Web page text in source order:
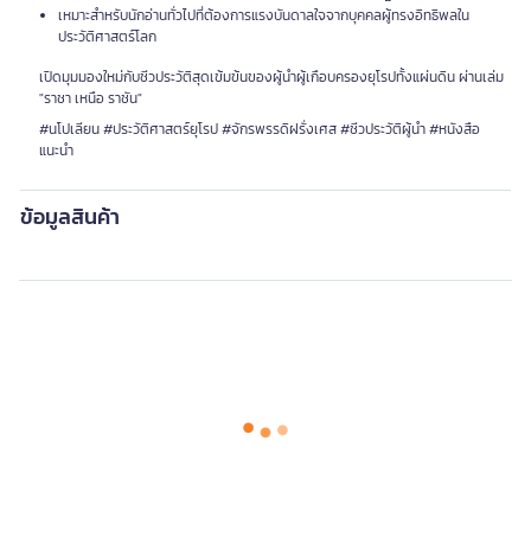
เหมาะสำหรับนักอ่านทั่วไปที่ต้องการแรงบันดาลใจจากบุคคลผู้ทรงอิทธิพลใน
ประวัติศาสตร์โลก
เปิดมุมมองใหม่กับชีวประวัติสุดเข้มข้นของผู้นำผู้เกือบครองยุโรปทั้งแผ่นดิน ผ่านเล่ม
"ราชา เหนือ ราชัน"
#นโปเลียน #ประวัติศาสตร์ยุโรป #จักรพรรดิฝรั่งเศส #ชีวประวัติผู้นำ #หนังสือ
แนะนำ
ข้อมูลสินค้า